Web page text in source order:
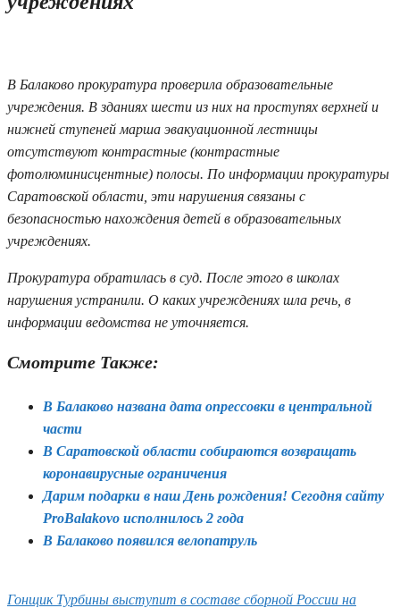
В Балаково прокуратура проверила образовательные
учреждения. В зданиях шести из них на проступях верхней и
нижней ступеней марша эвакуационной лестницы
отсутствуют контрастные (контрастные
фотолюминисцентные) полосы. По информации прокуратуры
Саратовской области, эти нарушения связаны с
безопасностью нахождения детей в образовательных
учреждениях.
Прокуратура обратилась в суд. После этого в школах
нарушения устранили. О каких учреждениях шла речь, в
информации ведомства не уточняется.
Смотрите Также:
В Балаково названа дата опрессовки в центральной
части
В Саратовской области собираются возвращать
коронавирусные ограничения
Дарим подарки в наш День рождения! Сегодня сайту
ProBalakovo исполнилось 2 года
В Балаково появился велопатруль
Гонщик Турбины выступит в составе сборной России на